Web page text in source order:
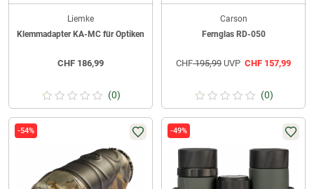
Liemke
Klemmadapter KA-MC für Optiken
CHF 186,99
(0)
Carson
Fernglas RD-050
CHF195,99 UVP CHF 157,99
(0)
-54% -49%